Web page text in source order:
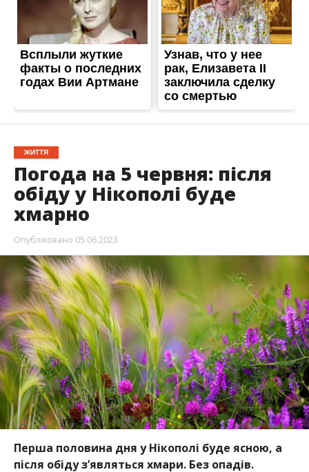
ЖИТТЯ
Погода на 5 червня: після
обіду у Нікополі буде
хмарно
Опубліковано 05.06.2023
Перша половина дня у Нікополі буде ясною, а
після обіду з’являться хмари. Без опадів.